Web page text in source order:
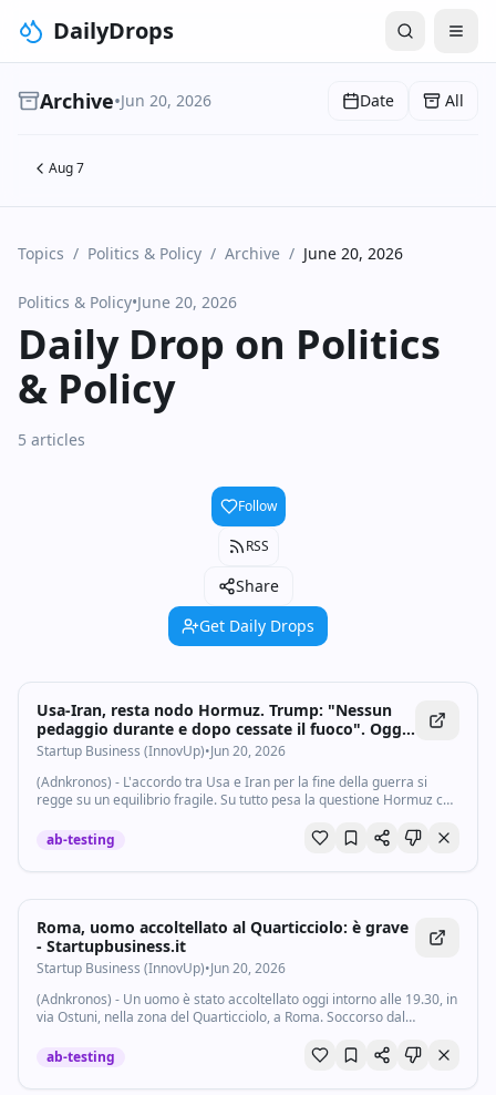
DailyDrops
Archive•Jun 20, 2026 Date All
Aug 7
Topics / Politics & Policy / Archive / June 20, 2026
Politics & Policy•June 20, 2026
Daily Drop on Politics
& Policy
5 articles
Follow
RSS
Share
Get Daily Drops
Usa-Iran, resta nodo Hormuz. Trump: "Nessun
pedaggio durante e dopo cessate il fuoco". Oggi
colloqui in Svizzera - Startupbusiness.it
Startup Business (InnovUp)•Jun 20, 2026
(Adnkronos) - L'accordo tra Usa e Iran per la fine della guerra si
regge su un equilibrio fragile. Su tutto pesa la questione Hormuz con
una volta...
ab-testing
Roma, uomo accoltellato al Quarticciolo: è grave
- Startupbusiness.it
Startup Business (InnovUp)•Jun 20, 2026
(Adnkronos) - Un uomo è stato accoltellato oggi intorno alle 19.30, in
via Ostuni, nella zona del Quarticciolo, a Roma. Soccorso dal
condizioni al...
ab-testing